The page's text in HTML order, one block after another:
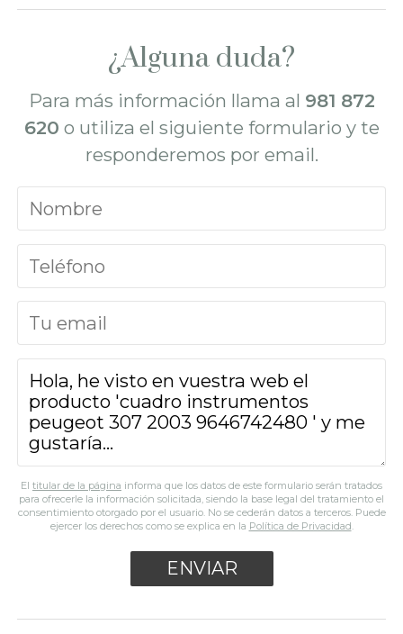
¿Alguna duda?
Para más información llama al 981 872
620 o utiliza el siguiente formulario y te
responderemos por email.
El titular de la página informa que los datos de este formulario serán tratados
para ofrecerle la información solicitada, siendo la base legal del tratamiento el
consentimiento otorgado por el usuario. No se cederán datos a terceros. Puede
ejercer los derechos como se explica en la Política de Privacidad.